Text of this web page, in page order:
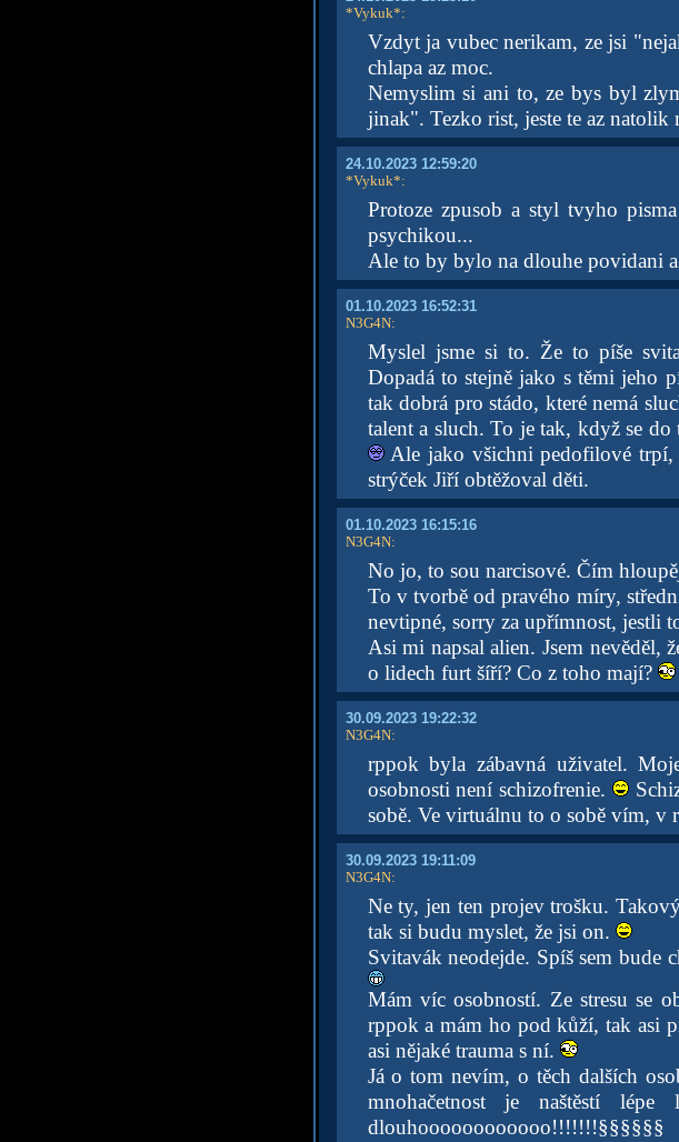
*Vykuk*:
Vzdyt ja vubec nerikam, ze jsi
chlapa az moc.
Nemyslim si ani to, ze bys byl
jinak". Tezko rist, jeste te az natolik
24.10.2023 12:59:20
*Vykuk*:
Protoze zpusob a styl tvyho
psychikou...
Ale to by bylo na dlouhe povidani
01.10.2023 16:52:31
N3G4N:
Myslel jsme si to. Že to píše
Dopadá to stejně jako s těmi jeho
tak dobrá pro stádo, které nemá
talent a sluch. To je tak, když se
Ale jako všichni pedofilové trpí,
strýček Jiří obtěžoval děti.
01.10.2023 16:15:16
N3G4N:
No jo, to sou narcisové. Čím
To v tvorbě od pravého míry,
nevtipné, sorry za upřímnost, jestli
Asi mi napsal alien. Jsem nevěděl,
o lidech furt šíří? Co z toho mají?
30.09.2023 19:22:32
N3G4N:
rppok byla zábavná uživatel.
osobnosti není schizofrenie.
sobě. Ve virtuálnu to o sobě vím, v
30.09.2023 19:11:09
N3G4N:
Ne ty, jen ten projev trošku.
tak si budu myslet, že jsi on.
Svitavák neodejde. Spíš sem bude
Mám víc osobností. Ze stresu se
rppok a mám ho pod kůží, tak asi
asi nějaké trauma s ní.
Já o tom nevím, o těch dalších
mnohačetnost je naštěstí
dlouhoooooooooooo!!!!!!!§§§§§§